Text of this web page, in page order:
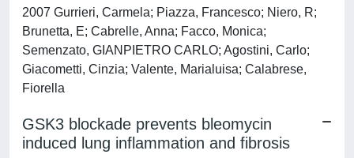
2007 Gurrieri, Carmela; Piazza, Francesco; Niero, R;
Brunetta, E; Cabrelle, Anna; Facco, Monica;
Semenzato, GIANPIETRO CARLO; Agostini, Carlo;
Giacometti, Cinzia; Valente, Marialuisa; Calabrese,
Fiorella
GSK3 blockade prevents bleomycin
induced lung inflammation and fibrosis